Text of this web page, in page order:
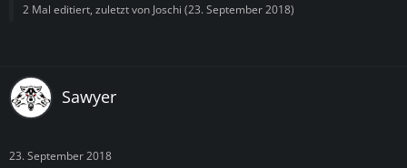
2 Mal editiert, zuletzt von Joschi (23. September 2018)
Sawyer
23. September 2018